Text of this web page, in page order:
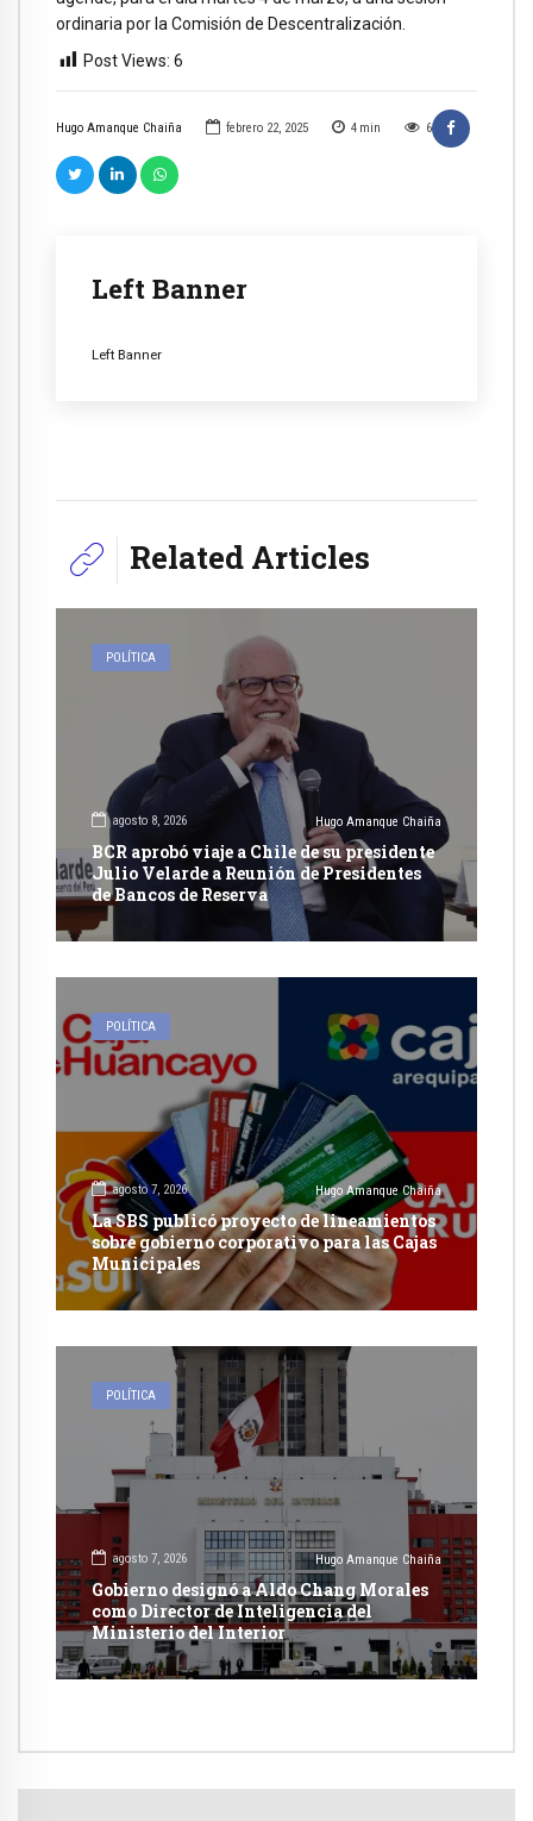
Hugo Amanque Chaiña febrero 22, 2025 4 min 6
Left Banner
Left Banner
ordinaria por la Comisión de Descentralización.
Post Views: 6
Related Articles
POLÍTICA
agosto 8, 2026 Hugo Amanque Chaiña
BCR aprobó viaje a Chile de su presidente
Julio Velarde a Reunión de Presidentes
de Bancos de Reserva
POLÍTICA
agosto 7, 2026 Hugo Amanque Chaiña
La SBS publicó proyecto de lineamientos
sobre gobierno corporativo para las Cajas
Municipales
POLÍTICA
agosto 7, 2026 Hugo Amanque Chaiña
Gobierno designó a Aldo Chang Morales
como Director de Inteligencia del
Ministerio del Interior